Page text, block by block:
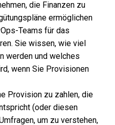
die Finanzen zu
ermöglichen
Teams für das
Sie wissen, wie viel
werden und welches
wenn Sie Provisionen
Provision zu zahlen, die
(oder diesen
um zu verstehen,